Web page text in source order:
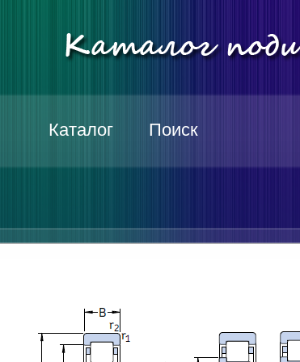
Каталог Поиск